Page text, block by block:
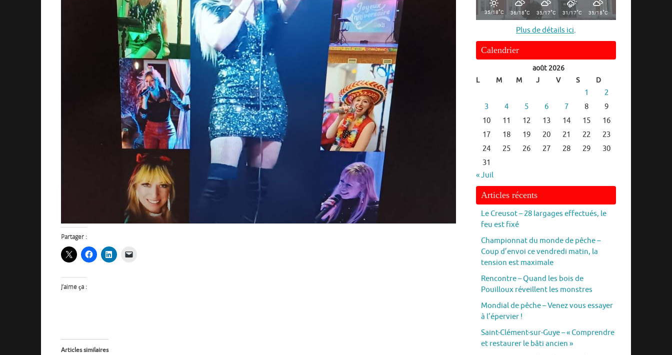
Partager :
J’aime ça :
Articles similaires
35/18°C 36/18°C 35/17°C 31/17°C 35/18°C
Plus de détails ici.
Calendrier
août 2026
L
M M J V S D
1
2
3
4 5 6 7 8
9
10
11 12 13 14 15
16
17
18 19 20 21 22
23
24
25 26 27 28 29
30
31
« Juil
Articles récents
Le Creusot – 28 largages effectués, le
feu est fixé
Championnat du monde de pêche –
Coup d’envoi ce vendredi matin, la
tension est maximale
Rencontre – Quand les bois de
Pouilloux réveillent les monstres
Mondial de pêche – Venez vous essayer
à l’épervier !
Saint-Clément-sur-Guye – « Comprendre
et restaurer le bâti ancien »